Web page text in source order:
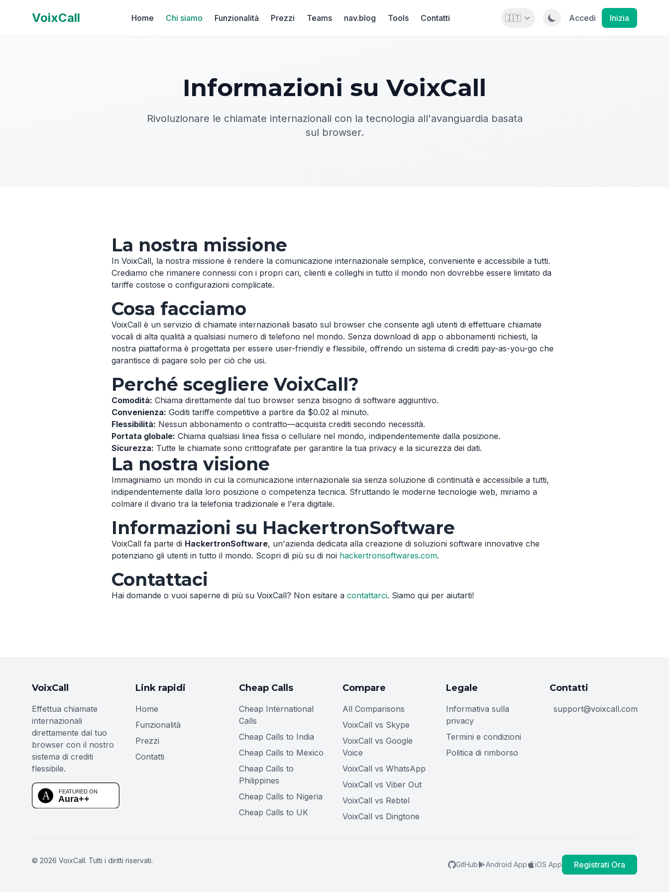
VoixCall Home Chi siamo Funzionalità Prezzi Teams nav.blog Tools Contatti 🇮🇹 Accedi Inizia
Informazioni su VoixCall
Rivoluzionare le chiamate internazionali con la tecnologia all'avanguardia basata
sul browser.
La nostra missione
In VoixCall, la nostra missione è rendere la comunicazione internazionale semplice, conveniente e accessibile a tutti.
Crediamo che rimanere connessi con i propri cari, clienti e colleghi in tutto il mondo non dovrebbe essere limitato da
tariffe costose o configurazioni complicate.
Cosa facciamo
VoixCall è un servizio di chiamate internazionali basato sul browser che consente agli utenti di effettuare chiamate
vocali di alta qualità a qualsiasi numero di telefono nel mondo. Senza download di app o abbonamenti richiesti, la
nostra piattaforma è progettata per essere user-friendly e flessibile, offrendo un sistema di crediti pay-as-you-go che
garantisce di pagare solo per ciò che usi.
Perché scegliere VoixCall?
Comodità: Chiama direttamente dal tuo browser senza bisogno di software aggiuntivo.
Convenienza: Goditi tariffe competitive a partire da $0.02 al minuto.
Flessibilità: Nessun abbonamento o contratto—acquista crediti secondo necessità.
Portata globale: Chiama qualsiasi linea fissa o cellulare nel mondo, indipendentemente dalla posizione.
Sicurezza: Tutte le chiamate sono crittografate per garantire la tua privacy e la sicurezza dei dati.
La nostra visione
Immaginiamo un mondo in cui la comunicazione internazionale sia senza soluzione di continuità e accessibile a tutti,
indipendentemente dalla loro posizione o competenza tecnica. Sfruttando le moderne tecnologie web, miriamo a
colmare il divario tra la telefonia tradizionale e l'era digitale.
Informazioni su HackertronSoftware
VoixCall fa parte di HackertronSoftware, un'azienda dedicata alla creazione di soluzioni software innovative che
potenziano gli utenti in tutto il mondo. Scopri di più su di noi hackertronsoftwares.com.
Contattaci
Hai domande o vuoi saperne di più su VoixCall? Non esitare a contattarci. Siamo qui per aiutarti!
VoixCall
Effettua chiamate
internazionali
direttamente dal tuo
browser con il nostro
sistema di crediti
flessibile.
Link rapidi
Home
Funzionalità
Prezzi
Contatti
Cheap Calls
Cheap International
Calls
Cheap Calls to India
Cheap Calls to Mexico
Cheap Calls to
Philippines
Cheap Calls to Nigeria
Cheap Calls to UK
Compare
All Comparisons
VoixCall vs Skype
VoixCall vs Google
Voice
VoixCall vs WhatsApp
VoixCall vs Viber Out
VoixCall vs Rebtel
VoixCall vs Dingtone
Legale
Informativa sulla
privacy
Termini e condizioni
Politica di rimborso
Contatti
support@voixcall.com
© 2026 VoixCall. Tutti i diritti riservati. GitHub Android App iOS App Registrati Ora